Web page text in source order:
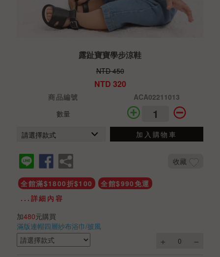
露趾寶寶學步涼鞋
NTD 450
NTD 320
商品編號
ACA02211013
數量
加入購物車
收藏
全館滿$1800折$100
全館$990免運
...詳細內容
加480元購買
滿版連帽四層紗布浴巾/披風